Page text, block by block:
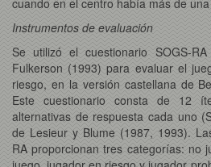
Instrumentos de evaluación
Se utilizó el cuestionario SOGS-
Fulkerson (1993) para evaluar el
riesgo, en la versión castellana de
Este cuestionario consta de 12
alternativas de respuesta cada uno
de Lesieur y Blume (1987, 1993).
RA proporcionan tres categorías: no